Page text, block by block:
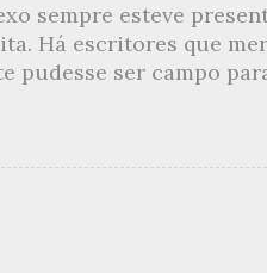
sempre esteve
Há escritores que
pudesse ser campo
livros nos quais os
Pourquoi le
à tradição da qual